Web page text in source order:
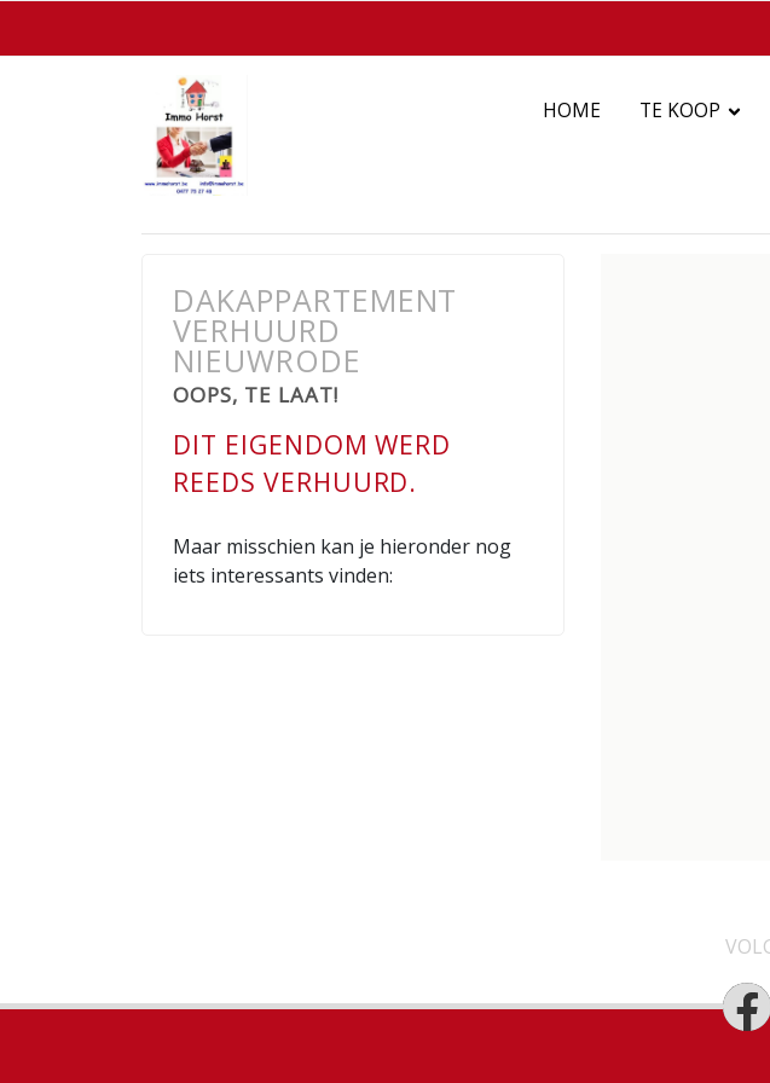
HOME TE KOOP
DAKAPPARTEMENT
VERHUURD
NIEUWRODE
OOPS, TE LAAT!
DIT EIGENDOM WERD
REEDS VERHUURD.
Maar misschien kan je hieronder nog
iets interessants vinden: